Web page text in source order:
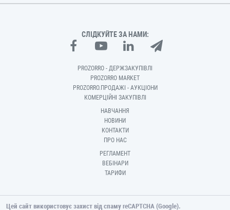
СЛІДКУЙТЕ ЗА НАМИ:
PROZORRO - ДЕРЖЗАКУПІВЛІ
PROZORRO MARKET
PROZORRO.ПРОДАЖІ - АУКЦІОНИ
КОМЕРЦІЙНІ ЗАКУПІВЛІ
НАВЧАННЯ
НОВИНИ
КОНТАКТИ
ПРО НАС
РЕГЛАМЕНТ
ВЕБІНАРИ
ТАРИФИ
Цей сайт використовує захист від спаму reCAPTCHA (Google).